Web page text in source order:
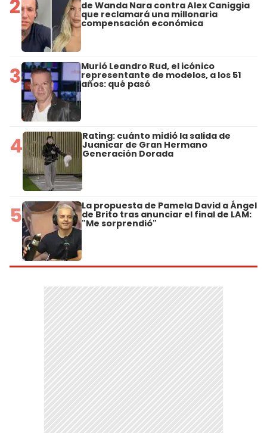
2 de Wanda Nara contra Alex Caniggia
que reclamará una millonaria
compensación económica
3 Murió Leandro Rud, el icónico
representante de modelos, a los 51
años: qué pasó
4 Rating: cuánto midió la salida de
Juanicar de Gran Hermano
Generación Dorada
5 La propuesta de Pamela David a Ángel
de Brito tras anunciar el final de LAM:
"Me sorprendió"